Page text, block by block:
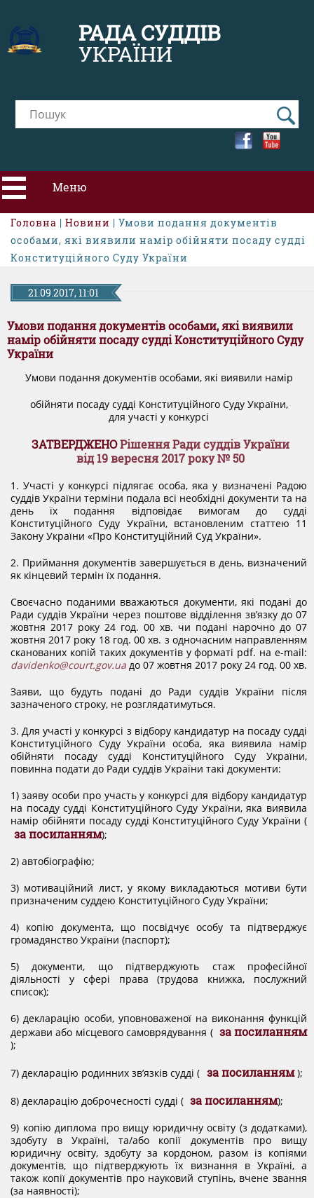
РАДА СУДДІВ
УКРАЇНИ
Меню
ПРО РСУ
ДОКУМЕНТИ
РІШЕННЯ РСУ
НОРМАТИВНІ ДОКУМЕНТИ
МІЖНАРОДНІ СТАНДАРТИ
СИСТЕМА ОЦІНЮВАННЯ
КОНФЛІКТ ІНТЕРЕСІВ
НОРМАТИВИ НАВАНТАЖЕННЯ
ГАЛЕРЕЯ
Головна | Новини | Умови подання документів
особами, які виявили намір обійняти посаду судді
Конституційного Суду України
21.09.2017, 11:01
Умови подання документів особами, які виявили
намір обійняти посаду судді Конституційного Суду
України
Умови подання документів особами, які виявили намір
обійняти посаду судді Конституційного Суду України,
для участі у конкурсі
ЗАТВЕРДЖЕНОРішення Ради суддів України
від 19 вересня 2017 року № 50
1. Участі у конкурсі підлягає особа, яка у визначені Радою
суддів України терміни подала всі необхідні документи та на
день їх подання відповідає вимогам до судді
Конституційного Суду України, встановленим статтею 11
Закону України «Про Конституційний Суд України».
2. Приймання документів завершується в день, визначений
як кінцевий термін їх подання.
Своєчасно поданими вважаються документи, які подані до
Ради суддів України через поштове відділення зв’язку до 07
жовтня 2017 року 24 год. 00 хв. чи подані нарочно до 07
жовтня 2017 року 18 год. 00 хв. з одночасним направленням
сканованих копій таких документів у форматі pdf. на e-mail:
davidenko@court.gov.ua до 07 жовтня 2017 року 24 год. 00 хв.
Заяви, що будуть подані до Ради суддів України після
зазначеного строку, не розглядатимуться.
3. Для участі у конкурсі з відбору кандидатур на посаду судді
Конституційного Суду України особа, яка виявила намір
обійняти посаду судді Конституційного Суду України,
повинна подати до Ради суддів України такі документи:
1) заяву особи про участь у конкурсі для відбору кандидатур
на посаду судді Конституційного Суду України, яка виявила
намір обійняти посаду судді Конституційного Суду України (
за посиланням);
2) автобіографію;
3) мотиваційний лист, у якому викладаються мотиви бути
призначеним суддею Конституційного Суду України;
4) копію документа, що посвідчує особу та підтверджує
громадянство України (паспорт);
5) документи, що підтверджують стаж професійної
діяльності у сфері права (трудова книжка, послужний
список);
6) декларацію особи, уповноваженої на виконання функцій
держави або місцевого самоврядування ( за посиланням
);
7) декларацію родинних зв’язків судді ( за посиланням);
8) декларацію доброчесності судді ( за посиланням);
9) копію диплома про вищу юридичну освіту (з додатками),
здобуту в Україні, та/або копії документів про вищу
юридичну освіту, здобуту за кордоном, разом із копіями
документів, що підтверджують їх визнання в Україні, а
також копії документів про науковий ступінь, вчене звання
(за наявності);